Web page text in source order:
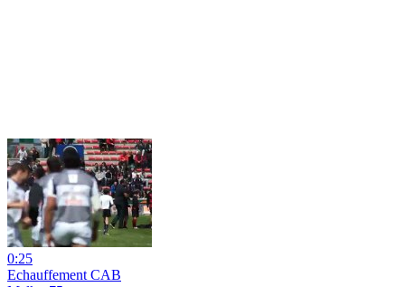
0:25
Echauffement CAB